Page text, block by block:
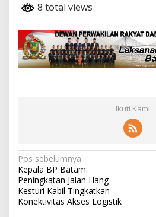
8 total views
Ikuti Kami
N
a
v
i
Pos sebelumnya
Kepala BP Batam:
Peningkatan Jalan Hang
Kesturi Kabil Tingkatkan
Konektivitas Akses Logistik